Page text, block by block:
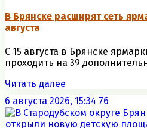
В Брянске расширят сеть
августа
С 15 августа в Брянске
проходить на 39
Читать далее
6 августа 2026, 15:34 76